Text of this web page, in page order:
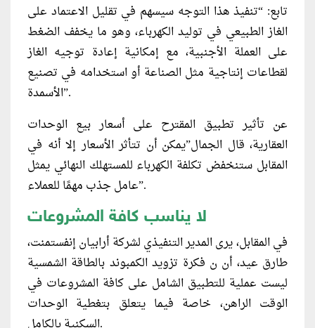
تابع: “تنفيذ هذا التوجه سيسهم في تقليل الاعتماد على
الغاز الطبيعي في توليد الكهرباء، وهو ما يخفف الضغط
على العملة الأجنبية، مع إمكانية إعادة توجيه الغاز
لقطاعات إنتاجية مثل الصناعة أو استخدامه في تصنيع
الأسمدة”.
عن تأثير تطبيق المقترح على أسعار بيع الوحدات
العقارية، قال الجمال”يمكن أن تتأثر الأسعار إلا أنه في
المقابل ستنخفض تكلفة الكهرباء للمستهلك النهائي يمثل
عامل جذب مهمًا للعملاء”.
لا يناسب كافة المشروعات
في المقابل، يرى المدير التنفيذي لشركة أرابيان إنفستمنت،
طارق عيد، أن ن فكرة تزويد الكمبوند بالطاقة الشمسية
ليست عملية للتطبيق الشامل على كافة المشروعات في
الوقت الراهن، خاصة فيما يتعلق بتغطية الوحدات